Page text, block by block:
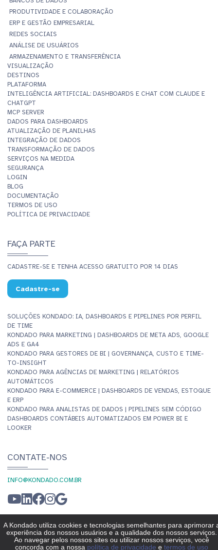
PRODUTIVIDADE E COLABORAÇÃO
ERP E GESTÃO EMPRESARIAL
REDES SOCIAIS
ANÁLISE DE USUÁRIOS
ARMAZENAMENTO E TRANSFERÊNCIA
VISUALIZAÇÃO
DESTINOS
PLATAFORMA
INTELIGÊNCIA ARTIFICIAL: DASHBOARDS E CHAT COM CLAUDE E
CHATGPT
MCP SERVER
DADOS PARA DASHBOARDS
ATUALIZAÇÃO DE PLANILHAS
INTEGRAÇÃO DE DADOS
TRANSFORMAÇÃO DE DADOS
SERVIÇOS NA MEDIDA
SEGURANÇA
LOGIN
BLOG
DOCUMENTAÇÃO
TERMOS DE USO
POLÍTICA DE PRIVACIDADE
FAÇA PARTE
CADASTRE-SE E TENHA ACESSO GRATUITO POR 14 DIAS
Cadastre-se
SOLUÇÕES KONDADO: IA, DASHBOARDS E PIPELINES POR PERFIL
DE TIME
KONDADO PARA MARKETING | DASHBOARDS DE META ADS, GOOGLE
ADS E GA4
KONDADO PARA GESTORES DE BI | GOVERNANÇA, CUSTO E TIME-
TO-INSIGHT
KONDADO PARA AGÊNCIAS DE MARKETING | RELATÓRIOS
AUTOMÁTICOS
KONDADO PARA E-COMMERCE | DASHBOARDS DE VENDAS, ESTOQUE
E ERP
KONDADO PARA ANALISTAS DE DADOS | PIPELINES SEM CÓDIGO
DASHBOARDS CONTÁBEIS AUTOMATIZADOS EM POWER BI E
LOOKER
CONTATE-NOS
INFO@KONDADO.COM.BR
© KONDADO 2026